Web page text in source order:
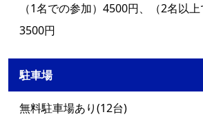
（1名での参加）4500円、（2名以
3500円
駐車場
無料駐車場あり(12台)